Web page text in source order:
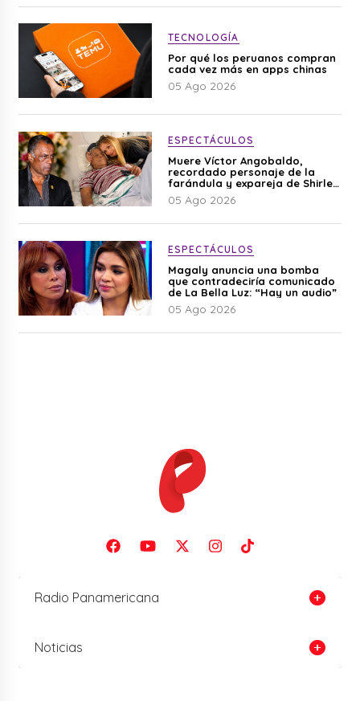
TECNOLOGÍA
Por qué los peruanos compran
cada vez más en apps chinas
05 Ago 2026
ESPECTÁCULOS
Muere Víctor Angobaldo,
recordado personaje de la
farándula y expareja de Shirley
Cherres
05 Ago 2026
ESPECTÁCULOS
Magaly anuncia una bomba
que contradeciría comunicado
de La Bella Luz: “Hay un audio”
05 Ago 2026
Radio Panamericana
Noticias